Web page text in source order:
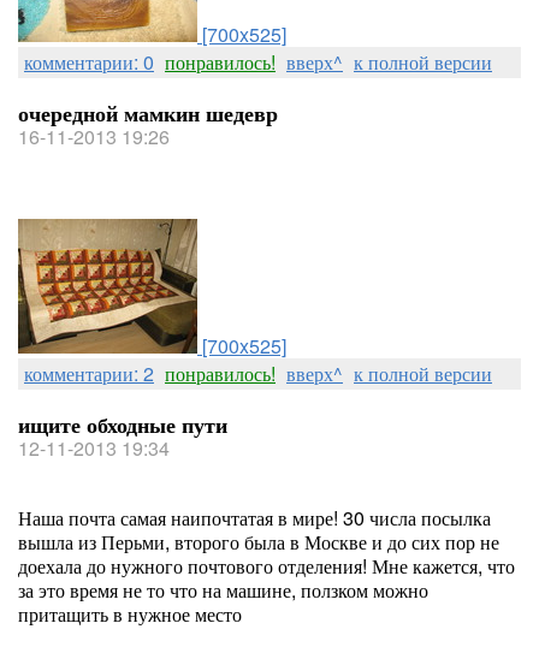
[700x525]
комментарии: 0 понравилось! вверх^ к полной версии
очередной мамкин шедевр
16-11-2013 19:26
[700x525]
комментарии: 2 понравилось! вверх^ к полной версии
ищите обходные пути
12-11-2013 19:34
Наша почта самая наипочтатая в мире! 30 числа посылка
вышла из Перьми, второго была в Москве и до сих пор не
доехала до нужного почтового отделения! Мне кажется, что
за это время не то что на машине, ползком можно
притащить в нужное место